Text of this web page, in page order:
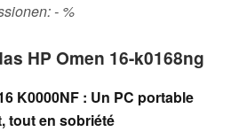
- %
HP Omen 16-k0168ng
K0000NF : Un PC portable
tout en sobriété